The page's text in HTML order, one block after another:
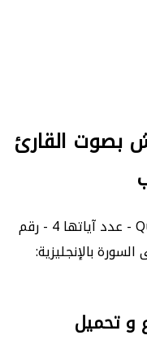
بصوت القارئ
| سورة قريش | Quraysh - عدد آياتها 4 - رقم
106 - معنى السورة بالإنجليزية:
و تحميل